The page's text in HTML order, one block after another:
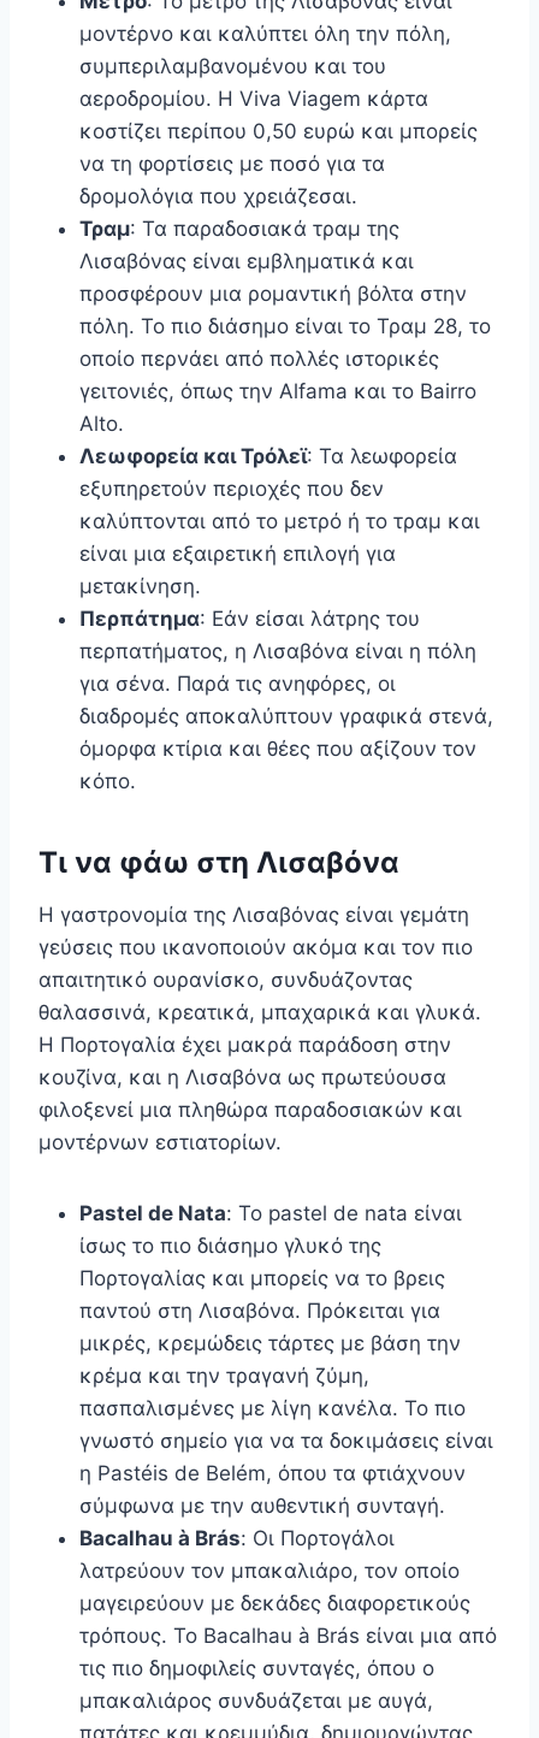
μοντέρνο και καλύπτει όλη την πόλη,
συμπεριλαμβανομένου και του
αεροδρομίου. Η Viva Viagem κάρτα
κοστίζει περίπου 0,50 ευρώ και μπορείς
να τη φορτίσεις με ποσό για τα
δρομολόγια που χρειάζεσαι.
Τραμ: Τα παραδοσιακά τραμ της
Λισαβόνας είναι εμβληματικά και
προσφέρουν μια ρομαντική βόλτα στην
πόλη. Το πιο διάσημο είναι το Τραμ 28, το
οποίο περνάει από πολλές ιστορικές
γειτονιές, όπως την Alfama και το Bairro
Alto.
Λεωφορεία και Τρόλεϊ: Τα λεωφορεία
εξυπηρετούν περιοχές που δεν
καλύπτονται από το μετρό ή το τραμ και
είναι μια εξαιρετική επιλογή για
μετακίνηση.
Περπάτημα: Εάν είσαι λάτρης του
περπατήματος, η Λισαβόνα είναι η πόλη
για σένα. Παρά τις ανηφόρες, οι
διαδρομές αποκαλύπτουν γραφικά στενά,
όμορφα κτίρια και θέες που αξίζουν τον
κόπο.
Τι να φάω στη Λισαβόνα
Η γαστρονομία της Λισαβόνας είναι γεμάτη
γεύσεις που ικανοποιούν ακόμα και τον πιο
απαιτητικό ουρανίσκο, συνδυάζοντας
θαλασσινά, κρεατικά, μπαχαρικά και γλυκά.
Η Πορτογαλία έχει μακρά παράδοση στην
κουζίνα, και η Λισαβόνα ως πρωτεύουσα
φιλοξενεί μια πληθώρα παραδοσιακών και
μοντέρνων εστιατορίων.
Pastel de Nata: Το pastel de nata είναι
ίσως το πιο διάσημο γλυκό της
Πορτογαλίας και μπορείς να το βρεις
παντού στη Λισαβόνα. Πρόκειται για
μικρές, κρεμώδεις τάρτες με βάση την
κρέμα και την τραγανή ζύμη,
πασπαλισμένες με λίγη κανέλα. Το πιο
γνωστό σημείο για να τα δοκιμάσεις είναι
η Pastéis de Belém, όπου τα φτιάχνουν
σύμφωνα με την αυθεντική συνταγή.
Bacalhau à Brás: Οι Πορτογάλοι
λατρεύουν τον μπακαλιάρο, τον οποίο
μαγειρεύουν με δεκάδες διαφορετικούς
τρόπους. Το Bacalhau à Brás είναι μια από
τις πιο δημοφιλείς συνταγές, όπου ο
μπακαλιάρος συνδυάζεται με αυγά,
πατάτες και κρεμμύδια, δημιουργώντας